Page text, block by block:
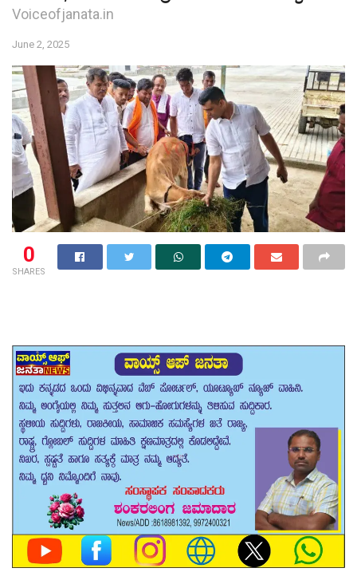
Voiceofjanata.in
June 2, 2025
0
SHARES